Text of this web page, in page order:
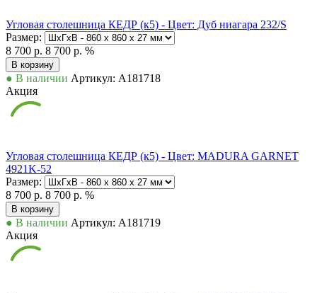
Угловая столешница КЕДР (к5) - Цвет: Дуб ниагара 232/S
Размер:
8 700 р. 8 700 р. %
В корзину
● В наличии Артикул: А181718
Акция
Угловая столешница КЕДР (к5) - Цвет: MADURA GARNET
4921K-52
Размер:
8 700 р. 8 700 р. %
В корзину
● В наличии Артикул: А181719
Акция